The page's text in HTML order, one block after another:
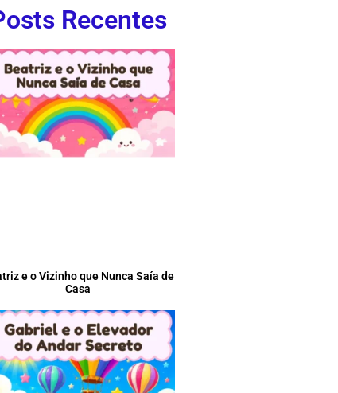
Recentes
e o Vizinho que Nunca Saía de
Casa